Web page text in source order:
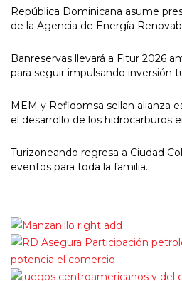
República Dominicana asume
de la Agencia de Energía
Banreservas llevará a Fitur 2026
para seguir impulsando inversión
MEM y Refidomsa sellan alianza
el desarrollo de los hidrocarburos
Turizoneando regresa a Ciudad
eventos para toda la familia.